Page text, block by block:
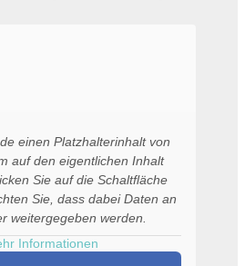
einen Platzhalterinhalt von
auf den eigentlichen Inhalt
Sie auf die Schaltfläche
Sie, dass dabei Daten an
weitergegeben werden.
Informationen